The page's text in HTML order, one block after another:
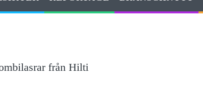
från Hilti